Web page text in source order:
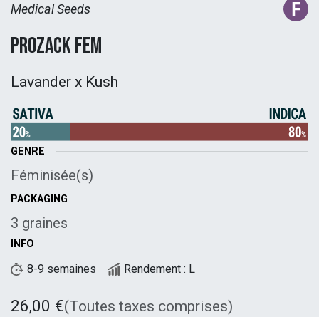
Medical Seeds
Prozack Fem
Lavander x Kush
GENRE
Féminisée(s)
PACKAGING
3 graines
INFO
8-9 semaines Rendement : L
26,00 €(Toutes taxes comprises)